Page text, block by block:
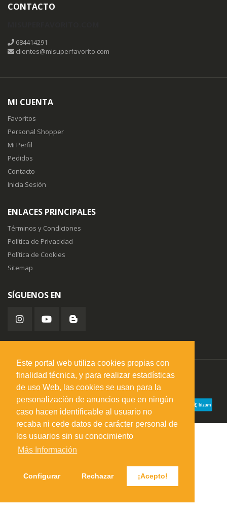
Este portal web utiliza cookies propias con
finalidad técnica, y para realizar estadísticas
de uso Web, las cookies se usan para la
personalización de anuncios que en ningún
caso hacen identificable al usuario no
recaba ni cede datos de carácter personal de
los usuarios sin su conocimiento
Más Información
Configurar Rechazar ¡Acepto!
CONTACTO
684414291
clientes@misuperfavorito.com
MI CUENTA
Favoritos
Personal Shopper
Mi Perfil
Pedidos
Contacto
Inicia Sesión
ENLACES PRINCIPALES
Términos y Condiciones
Política de Privacidad
Política de Cookies
Sitemap
SÍGUENOS EN
misuperfavorito.com.
© 2026. Todos los derechos reservados.